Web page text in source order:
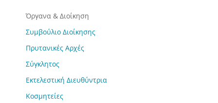
Όργανα & Διοίκηση
Συμβούλιο Διοίκησης
Πρυτανικές Αρχές
Σύγκλητος
Εκτελεστική Διευθύντρια
Κοσμητείες